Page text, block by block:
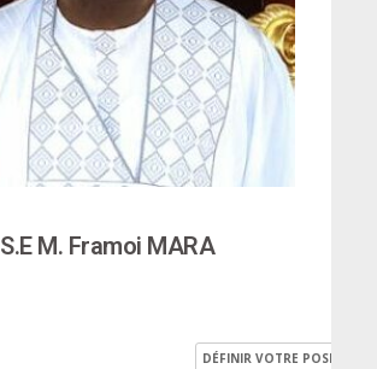
S.E M. Framoi MARA
DÉFINIR VOTRE POSITION